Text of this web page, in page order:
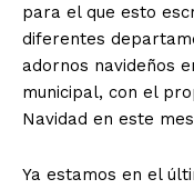
para el que esto
diferentes
adornos navideños
municipal, con el
Navidad en este
Ya estamos en el